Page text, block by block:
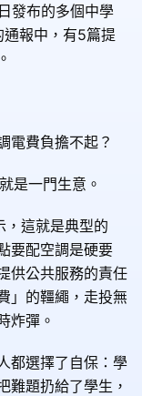
發布的多個中學
報中，有5篇提
電費負擔不起？
是一門生意。
，這就是典型的
要配空調是硬要
供公共服務的責任
」的韁繩，走投無
炸彈。
都選擇了自保：學
難題扔給了學生，